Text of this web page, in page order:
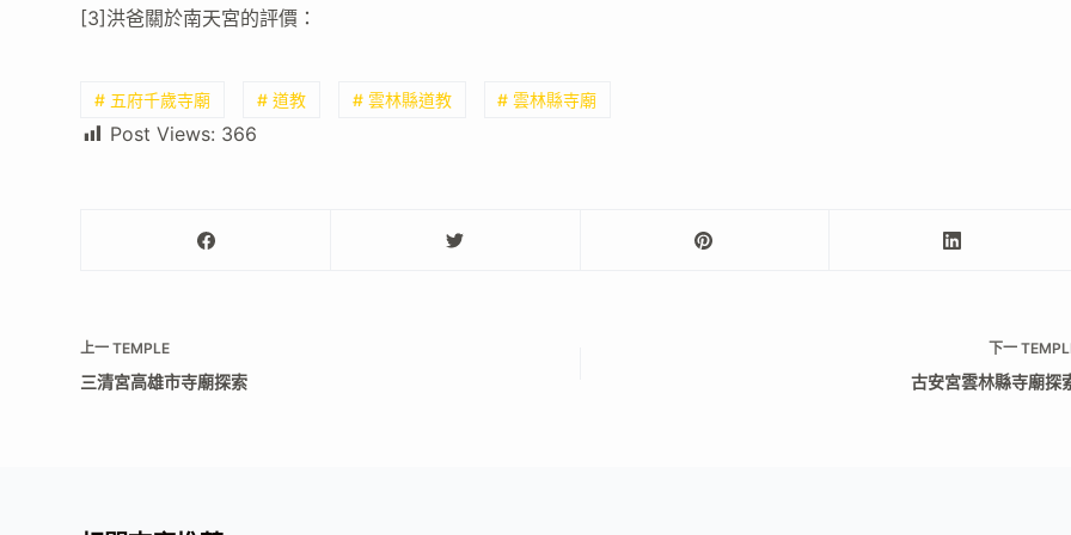
[3]洪爸關於南天宮的評價：
# 五府千歲寺廟 # 道教 # 雲林縣道教 # 雲林縣寺廟
Post Views: 366
上一TEMPLE
三清宮高雄市寺廟探索
下一
古安宮雲林縣寺廟探